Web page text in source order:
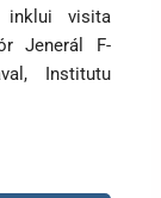
inklui visita
Jenerál F-
Institutu